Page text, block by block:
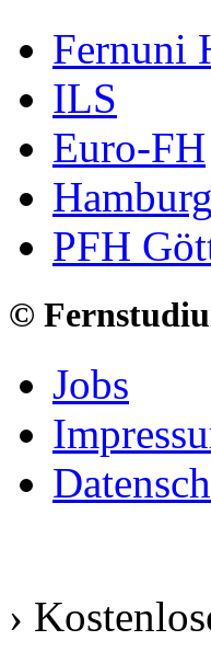
Fernuni
ILS
Euro-FH
PFH
©
Jobs
›